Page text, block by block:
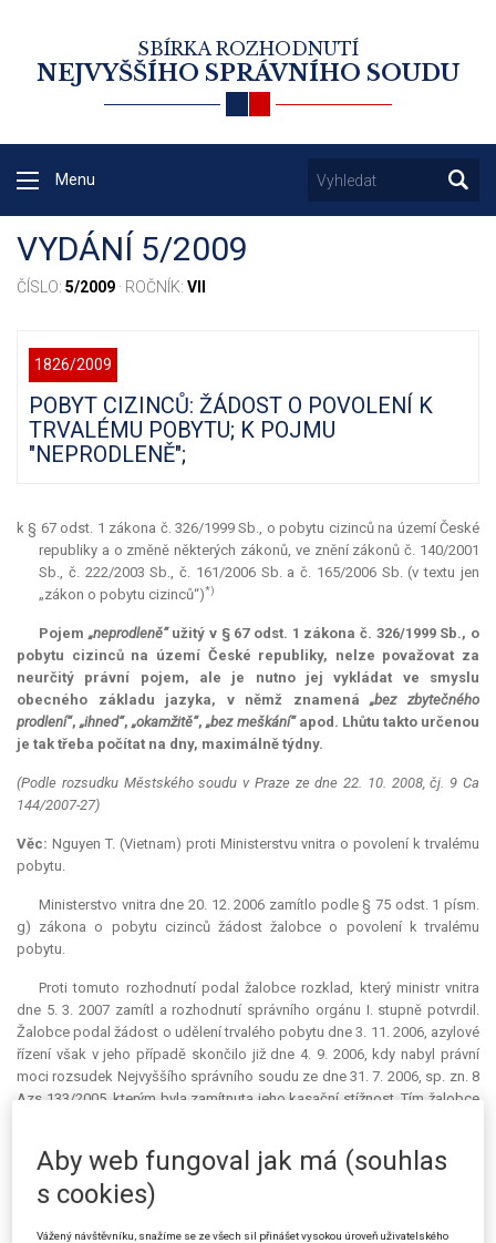
SBÍRKA ROZHODNUTÍ
NEJVYŠŠÍHO SPRÁVNÍHO SOUDU
Menu
VYDÁNÍ 5/2009
ČÍSLO: 5/2009 · ROČNÍK: VII
1826/2009
POBYT CIZINCŮ: ŽÁDOST O POVOLENÍ K
TRVALÉMU POBYTU; K POJMU
"NEPRODLENĚ";
k § 67 odst. 1 zákona č. 326/1999 Sb., o pobytu cizinců na území České
republiky a o změně některých zákonů, ve znění zákonů č. 140/2001
Sb., č. 222/2003 Sb., č. 161/2006 Sb. a č. 165/2006 Sb. (v textu jen
„zákon o pobytu cizinců“)*)
Pojem „neprodleně“užitý v § 67 odst. 1 zákona č. 326/1999 Sb., o
pobytu cizinců na území České republiky, nelze považovat za
neurčitý právní pojem, ale je nutno jej vykládat ve smyslu
obecného základu jazyka, v němž znamená„bez zbytečného
prodlení“,„ihned“,„okamžitě“,„bez meškání“apod. Lhůtu takto určenou
je tak třeba počítat na dny, maximálně týdny.
(Podle rozsudku Městského soudu v Praze ze dne 22. 10. 2008, čj. 9 Ca
144/2007-27)
Věc: Nguyen T. (Vietnam) proti Ministerstvu vnitra o povolení k trvalému
pobytu.
Ministerstvo vnitra dne 20. 12. 2006 zamítlo podle § 75 odst. 1 písm.
g) zákona o pobytu cizinců žádost žalobce o povolení k trvalému
pobytu.
Proti tomuto rozhodnutí podal žalobce rozklad, který ministr vnitra
dne 5. 3. 2007 zamítl a rozhodnutí správního orgánu I. stupně potvrdil.
Žalobce podal žádost o udělení trvalého pobytu dne 3. 11. 2006, azylové
řízení však v jeho případě skončilo již dne 4. 9. 2006, kdy nabyl právní
moci rozsudek Nejvyššího správního soudu ze dne 31. 7. 2006, sp. zn. 8
Azs 133/2005, kterým byla zamítnuta jeho kasační stížnost. Tím žalobce
žádosti posuzována od okamžiku, kdy se o ukončení azylového řízení
dozvěděl, neboť jej jeho zástupce dlouhou dobu nemohl kontaktovat a
vyrozumět o tom, že řízení o kasační stížnosti bylo pravomocně
ukončeno. Žalobce měl v cestovním dokladu vyznačeno udělení víza za
Aby web fungoval jak má (souhlas
s cookies)
Vážený návštěvníku, snažíme se ze všech sil přinášet vysokou úroveň uživatelského